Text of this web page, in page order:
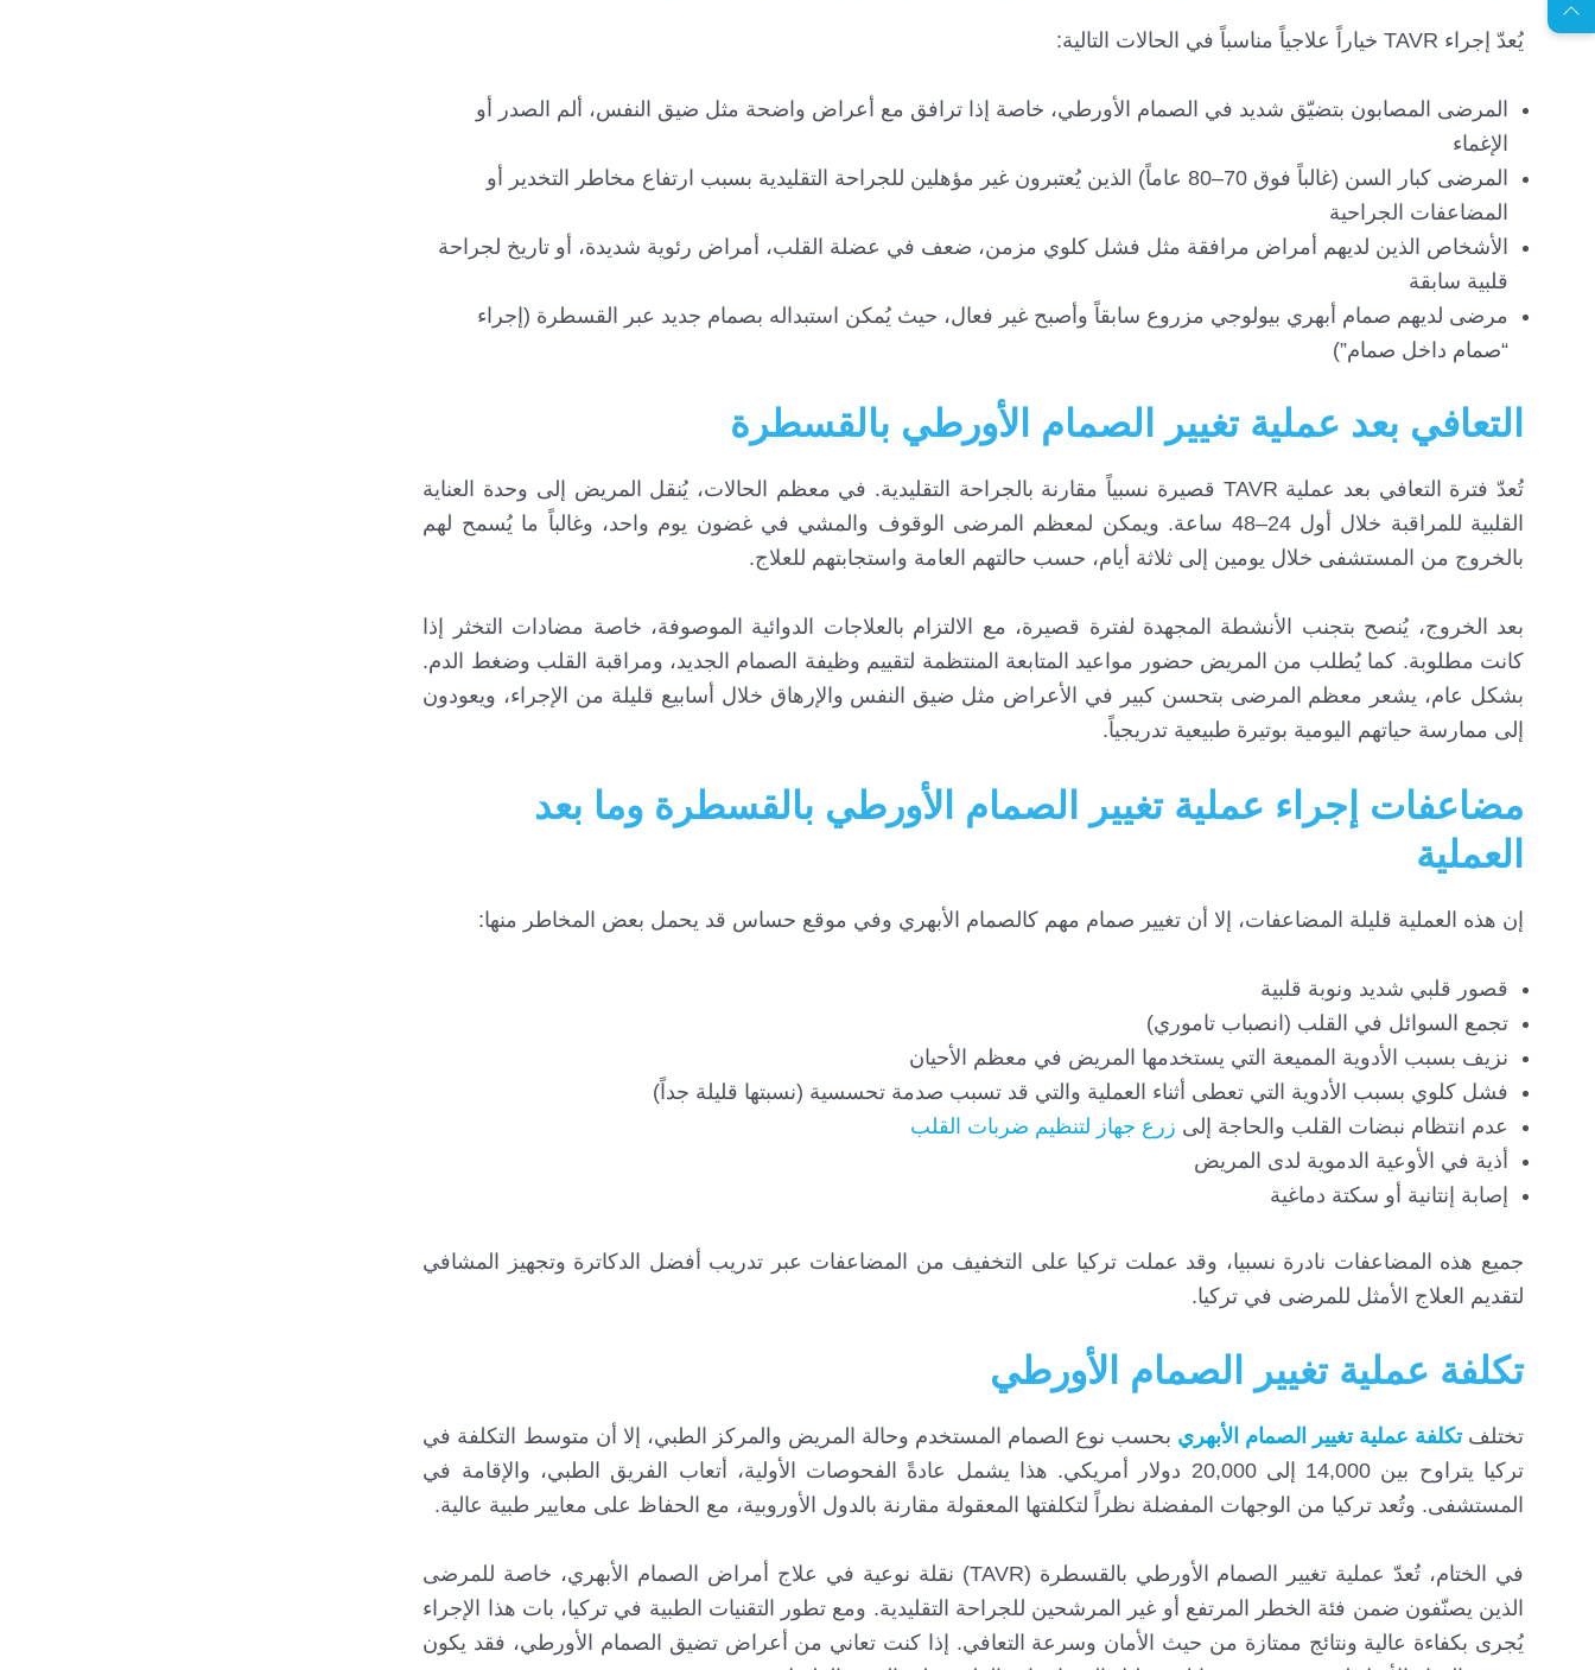
يُعدّ إجراء TAVR خياراً علاجياً مناسباً في الحالات التالية:
المرضى المصابون بتضيّق شديد في الصمام الأورطي، خاصة إذا ترافق مع أعراض واضحة مثل ضيق النفس، ألم الصدر أو
الإغماء
المرضى كبار السن (غالباً فوق 70–80 عاماً) الذين يُعتبرون غير مؤهلين للجراحة التقليدية بسبب ارتفاع مخاطر التخدير أو
المضاعفات الجراحية
الأشخاص الذين لديهم أمراض مرافقة مثل فشل كلوي مزمن، ضعف في عضلة القلب، أمراض رئوية شديدة، أو تاريخ لجراحة
قلبية سابقة
مرضى لديهم صمام أبهري بيولوجي مزروع سابقاً وأصبح غير فعال، حيث يُمكن استبداله بصمام جديد عبر القسطرة (إجراء
“صمام داخل صمام”)
التعافي بعد عملية تغيير الصمام الأورطي بالقسطرة
تُعدّ فترة التعافي بعد عملية TAVR قصيرة نسبياً مقارنة بالجراحة التقليدية. في معظم الحالات، يُنقل المريض إلى وحدة العناية
القلبية للمراقبة خلال أول 24–48 ساعة. ويمكن لمعظم المرضى الوقوف والمشي في غضون يوم واحد، وغالباً ما يُسمح لهم
بالخروج من المستشفى خلال يومين إلى ثلاثة أيام، حسب حالتهم العامة واستجابتهم للعلاج.
بعد الخروج، يُنصح بتجنب الأنشطة المجهدة لفترة قصيرة، مع الالتزام بالعلاجات الدوائية الموصوفة، خاصة مضادات التخثر إذا
كانت مطلوبة. كما يُطلب من المريض حضور مواعيد المتابعة المنتظمة لتقييم وظيفة الصمام الجديد، ومراقبة القلب وضغط الدم.
بشكل عام، يشعر معظم المرضى بتحسن كبير في الأعراض مثل ضيق النفس والإرهاق خلال أسابيع قليلة من الإجراء، ويعودون
إلى ممارسة حياتهم اليومية بوتيرة طبيعية تدريجياً.
مضاعفات إجراء عملية تغيير الصمام الأورطي بالقسطرة وما بعد
العملية
إن هذه العملية قليلة المضاعفات، إلا أن تغيير صمام مهم كالصمام الأبهري وفي موقع حساس قد يحمل بعض المخاطر منها:
قصور قلبي شديد ونوبة قلبية
تجمع السوائل في القلب (انصباب تاموري)
نزيف بسبب الأدوية المميعة التي يستخدمها المريض في معظم الأحيان
فشل كلوي بسبب الأدوية التي تعطى أثناء العملية والتي قد تسبب صدمة تحسسية (نسبتها قليلة جداً)
عدم انتظام نبضات القلب والحاجة إلى زرع جهاز لتنظيم ضربات القلب
أذية في الأوعية الدموية لدى المريض
إصابة إنتانية أو سكتة دماغية
جميع هذه المضاعفات نادرة نسبيا، وقد عملت تركيا على التخفيف من المضاعفات عبر تدريب أفضل الدكاترة وتجهيز المشافي
لتقديم العلاج الأمثل للمرضى في تركيا.
تكلفة عملية تغيير الصمام الأورطي
تختلفتكلفة عملية تغيير الصمام الأبهري بحسب نوع الصمام المستخدم وحالة المريض والمركز الطبي، إلا أن متوسط التكلفة في
تركيا يتراوح بين 14,000 إلى 20,000 دولار أمريكي. هذا يشمل عادةً الفحوصات الأولية، أتعاب الفريق الطبي، والإقامة في
المستشفى. وتُعد تركيا من الوجهات المفضلة نظراً لتكلفتها المعقولة مقارنة بالدول الأوروبية، مع الحفاظ على معايير طبية عالية.
في الختام، تُعدّ عملية تغيير الصمام الأورطي بالقسطرة (TAVR) نقلة نوعية في علاج أمراض الصمام الأبهري، خاصة للمرضى
الذين يصنّفون ضمن فئة الخطر المرتفع أو غير المرشحين للجراحة التقليدية. ومع تطور التقنيات الطبية في تركيا، بات هذا الإجراء
يُجرى بكفاءة عالية ونتائج ممتازة من حيث الأمان وسرعة التعافي. إذا كنت تعاني من أعراض تضيق الصمام الأورطي، فقد يكون
ل
ا
س
ت
ش
ا
ر
ة
م
ج
ا
ن
ي
ة